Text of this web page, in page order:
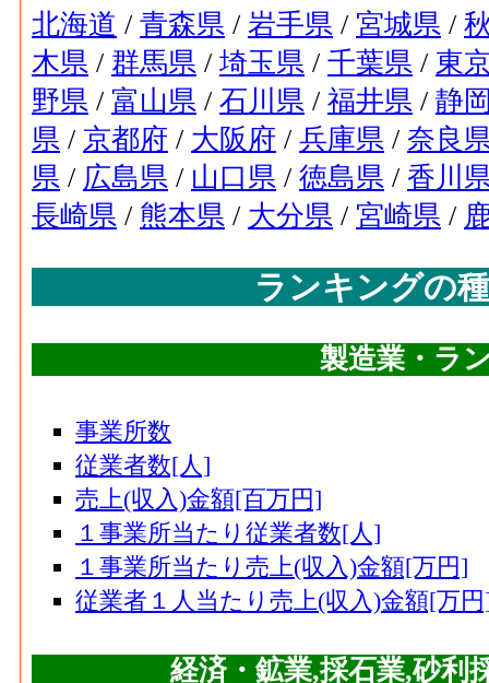
北海道 / 青森県 / 岩手県 / 宮城県 /
木県 / 群馬県 / 埼玉県 / 千葉県 / 東
野県 / 富山県 / 石川県 / 福井県 / 静
県 / 京都府 / 大阪府 / 兵庫県 / 奈良
県 / 広島県 / 山口県 / 徳島県 / 香川
長崎県 / 熊本県 / 大分県 / 宮崎県 /
ランキングの
製造業・ラ
事業所数
従業者数[人]
売上(収入)金額[百万円]
１事業所当たり従業者数[人]
１事業所当たり売上(収入)金額[万円]
従業者１人当たり売上(収入)金額[万
経済・鉱業,採石業,砂利